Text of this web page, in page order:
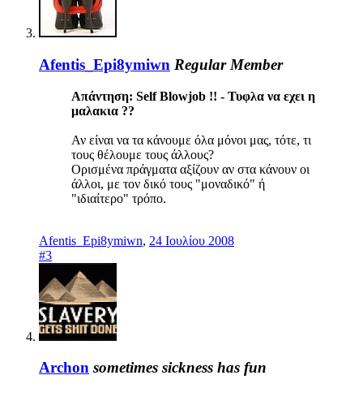
Afentis_Epi8ymiwn Regular Member
Απάντηση: Self Blowjob !! - Τυφλα να εχει η
μαλακια ??
Αν είναι να τα κάνουμε όλα μόνοι μας, τότε, τι
τους θέλουμε τους άλλους?
Ορισμένα πράγματα αξίζουν αν στα κάνουν οι
άλλοι, με τον δικό τους "μοναδικό" ή
"ιδιαίτερο" τρόπο.
Afentis_Epi8ymiwn, 24 Ιουλίου 2008
#3
Archon sometimes sickness has fun